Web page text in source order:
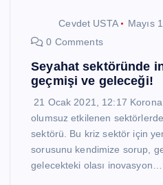
Cevdet USTA
Mayıs
0 Comments
Seyahat sektöründe
geçmişi ve geleceği!
21 Ocak 2021, 12:17
olumsuz etkilenen
sektörü. Bu kriz sektör için
sorusunu kendimize sorup,
gelecekteki olası inovasyon…